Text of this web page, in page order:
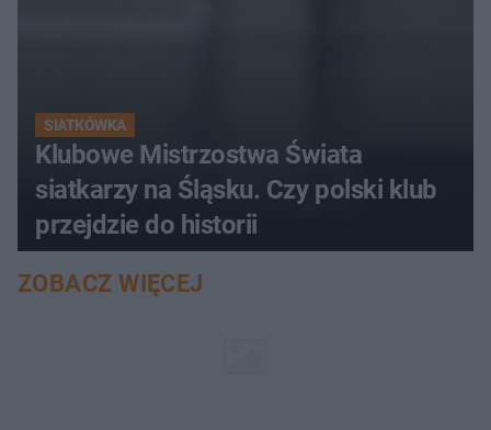
SIATKÓWKA
Klubowe Mistrzostwa Świata
siatkarzy na Śląsku. Czy polski klub
przejdzie do historii
ZOBACZ WIĘCEJ